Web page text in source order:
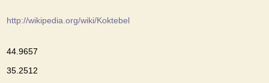
http://wikipedia.org/wiki/Koktebel
44.9657
35.2512